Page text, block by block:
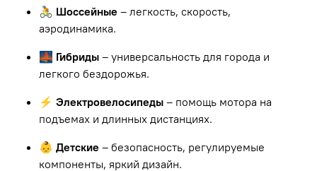
🚴 Шоссейные – легкость, скорость,
аэродинамика.
🌉 Гибриды – универсальность для города и
легкого бездорожья.
⚡ Электровелосипеды – помощь мотора на
подъемах и длинных дистанциях.
👶 Детские – безопасность, регулируемые
компоненты, яркий дизайн.